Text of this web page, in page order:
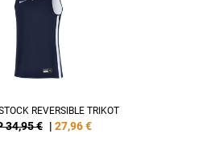
REVERSIBLE TRIKOT
34,95 € | 27,96€